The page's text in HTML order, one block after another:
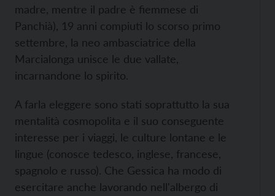
madre, mentre il padre è fiemmese di
Panchià), 19 anni compiuti lo scorso primo
settembre, la neo ambasciatrice della
Marcialonga unisce le due vallate,
incarnandone lo spirito.
A farla eleggere sono stati soprattutto la sua
mentalità cosmopolita e il suo conseguente
interesse per i viaggi, le culture lontane e le
lingue (conosce tedesco, inglese, francese,
spagnolo e russo). Che Gessica ha modo di
esercitare anche lavorando nell'albergo di